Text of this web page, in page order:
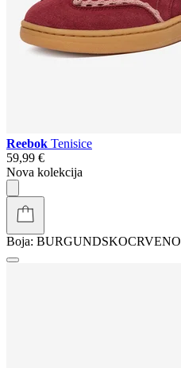
Reebok Tenisice
59,99 €
Nova kolekcija
Boja: BURGUNDSKOCRVENO